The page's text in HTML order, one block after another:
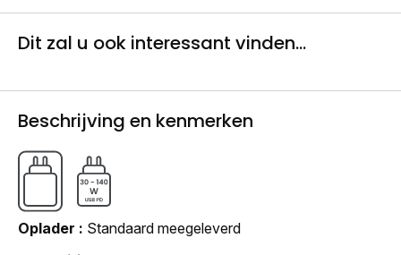
Dit zal u ook interessant vinden...
Beschrijving en kenmerken
Oplader
Standaard meegeleverd